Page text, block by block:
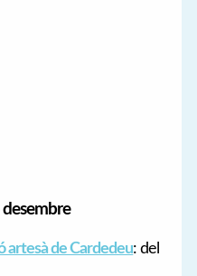
artesà de Cardedeu: del